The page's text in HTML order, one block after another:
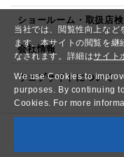
当社では、閲覧性向上な
ます。本サイトの閲覧を
なされます。詳細はサイト
We use Cookies to
purposes. By continuing
Cookies. For more
ショールーム・取扱店
会社情報
ウェブサイトについて
Copyright©